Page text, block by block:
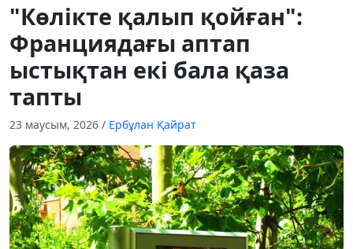
"Көлікте қалып қойған":
Франциядағы аптап
ыстықтан екі бала қаза
тапты
23 маусым, 2026 / Ербұлан Қайрат